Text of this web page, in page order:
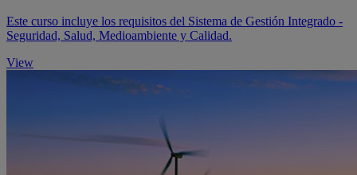
Este curso incluye los requisitos del Sistema de Gestión Integrado -
Seguridad, Salud, Medioambiente y Calidad.
View